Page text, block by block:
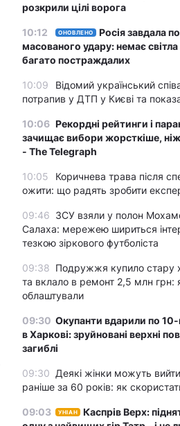
розкрили цілі ворога
10:12 ОНОВЛЕНО
Росія завдала
масованого удару: немає
багато постраждалих
10:09
Відомий український
потрапив у ДТП у Києві та
10:06 Рекордні рейтинги і
зачищає вибори жорсткіше,
- The Telegraph
10:05
Коричнева трава після
ожити: що радять зробити
09:46 ЗСУ взяли у полон
Салаха: мережею шириться
тезкою зіркового футболіста
09:38 Подружжя купило стару
та вклало в ремонт 2,5 млн грн:
облаштували
09:30 Окупанти вдарили по 10-
в Харкові: зруйновані верхні
загиблі
09:30 Деякі жінки можуть
раніше за 60 років: як
09:03 УНІАН
Каспрів Верх: